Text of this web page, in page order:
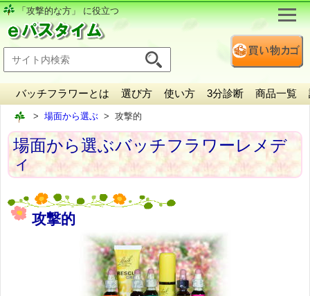
「攻撃的な方」 に役立つ
バッチフラワーとは 選び方 使い方 3分診断 商品一覧
場面から選ぶ 攻撃的
場面から選ぶバッチフラワーレメデ
ィ
攻撃的